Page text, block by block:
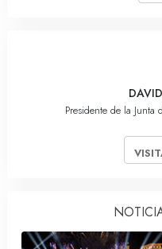
Presidente de la Junta